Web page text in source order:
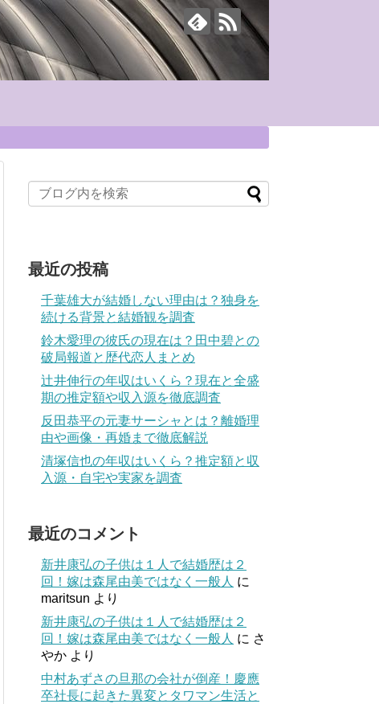
最近の投稿
千葉雄大が結婚しない理由は？独身を
続ける背景と結婚観を調査
鈴木愛理の彼氏の現在は？田中碧との
破局報道と歴代恋人まとめ
辻井伸行の年収はいくら？現在と全盛
期の推定額や収入源を徹底調査
反田恭平の元妻サーシャとは？離婚理
由や画像・再婚まで徹底解説
清塚信也の年収はいくら？推定額と収
入源・自宅や実家を調査
最近のコメント
新井康弘の子供は１人で結婚歴は２
回！嫁は森尾由美ではなく一般人 に
maritsun より
新井康弘の子供は１人で結婚歴は２
回！嫁は森尾由美ではなく一般人 に さ
やか より
中村あずさの旦那の会社が倒産！慶應
卒社長に起きた異変とタワマン生活と